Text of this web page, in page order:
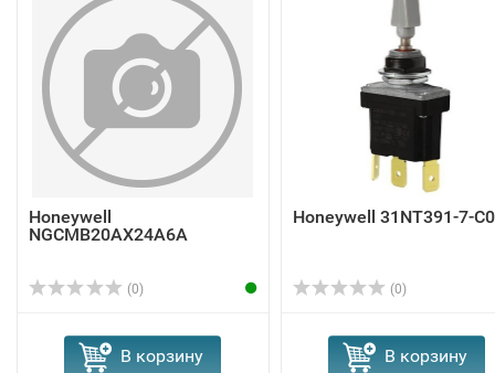
Honeywell
NGCMB20AX24A6A
(0)
В корзину
Honeywell 31NT391-7-
(0)
В корзину